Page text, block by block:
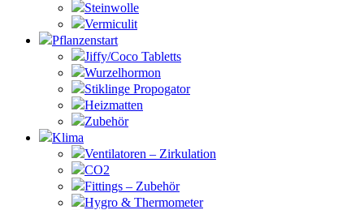
Steinwolle
Vermiculit
Pflanzenstart
Jiffy/Coco Tabletts
Wurzelhormon
Stiklinge Propogator
Heizmatten
Zubehör
Klima
Ventilatoren – Zirkulation
CO2
Fittings – Zubehör
Hygro & Thermometer